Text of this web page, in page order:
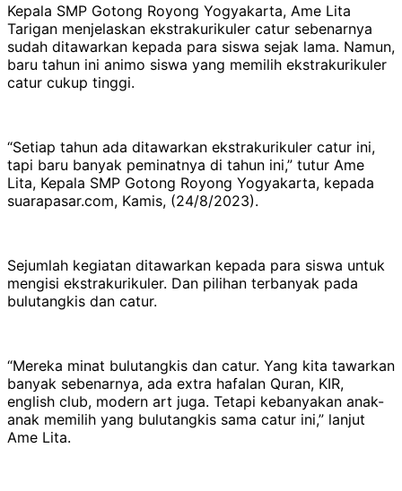
Kepala SMP Gotong Royong Yogyakarta, Ame Lita
Tarigan menjelaskan ekstrakurikuler catur sebenarnya
sudah ditawarkan kepada para siswa sejak lama. Namun,
baru tahun ini animo siswa yang memilih ekstrakurikuler
catur cukup tinggi.
“Setiap tahun ada ditawarkan ekstrakurikuler catur ini,
tapi baru banyak peminatnya di tahun ini,” tutur Ame
Lita, Kepala SMP Gotong Royong Yogyakarta, kepada
suarapasar.com, Kamis, (24/8/2023).
Sejumlah kegiatan ditawarkan kepada para siswa untuk
mengisi ekstrakurikuler. Dan pilihan terbanyak pada
bulutangkis dan catur.
“Mereka minat bulutangkis dan catur. Yang kita tawarkan
banyak sebenarnya, ada extra hafalan Quran, KIR,
english club, modern art juga. Tetapi kebanyakan anak-
anak memilih yang bulutangkis sama catur ini,” lanjut
Ame Lita.